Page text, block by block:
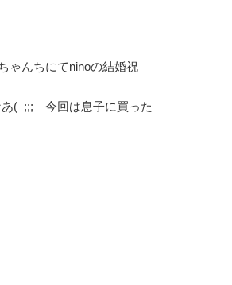
ゃんちにてninoの結婚祝
あ(–;;; 今回は息子に買った